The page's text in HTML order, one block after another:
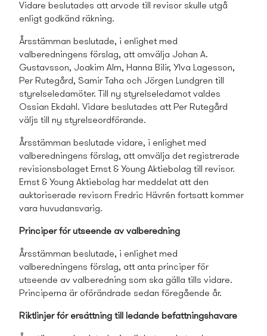
Vidare beslutades att arvode till revisor skulle utgå
enligt godkänd räkning.
Årsstämman beslutade, i enlighet med
valberedningens förslag, att omvälja Johan A.
Gustavsson, Joakim Alm, Hanna Bilir, Ylva Lagesson,
Per Rutegård, Samir Taha och Jörgen Lundgren till
styrelseledamöter. Till ny styrelseledamot valdes
Ossian Ekdahl. Vidare beslutades att Per Rutegård
väljs till ny styrelseordförande.
Årsstämman beslutade vidare, i enlighet med
valberedningens förslag, att omvälja det registrerade
revisionsbolaget Ernst & Young Aktiebolag till revisor.
Ernst & Young Aktiebolag har meddelat att den
auktoriserade revisorn Fredric Hävrén fortsatt kommer
vara huvudansvarig.
Principer för utseende av valberedning
Årsstämman beslutade, i enlighet med
valberedningens förslag, att anta principer för
utseende av valberedning som ska gälla tills vidare.
Principerna är oförändrade sedan föregående år.
Riktlinjer för ersättning till ledande befattningshavare